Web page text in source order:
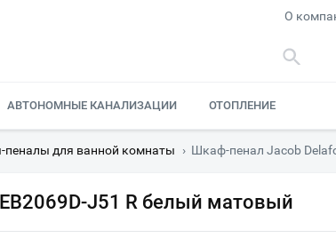
О
АВТОНОМНЫЕ КАНАЛИЗАЦИИ ОТОПЛЕНИЕ
для ванной комнаты › Шкаф-пенал Jacob
J51 R белый матовый